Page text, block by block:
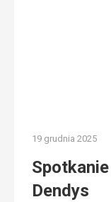
19 grudnia 2025
Dendys